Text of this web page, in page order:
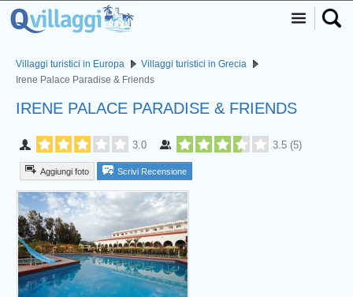
Villaggi turistici in Europa
Villaggi turistici in Grecia
Irene Palace Paradise & Friends
IRENE PALACE PARADISE & FRIENDS
3.0 3.5 (5)
Aggiungi foto Scrivi Recensione